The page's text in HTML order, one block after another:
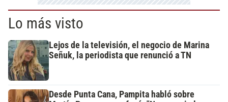
Lo más visto
Lejos de la televisión, el negocio de Marina
Señuk, la periodista que renunció a TN
Desde Punta Cana, Pampita habló sobre